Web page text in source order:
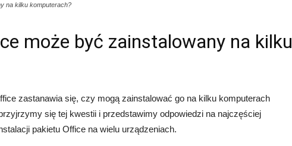
na kilku komputerach?
może być zainstalowany na kilku
zastanawia się, czy mogą zainstalować go na kilku komputerach
się tej kwestii i przedstawimy odpowiedzi na najczęściej
pakietu Office na wielu urządzeniach.